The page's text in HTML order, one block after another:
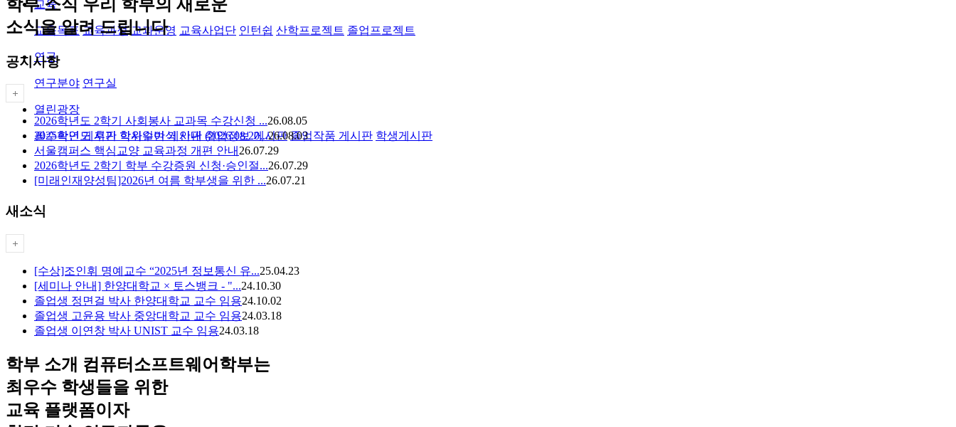
교육
교육목표 교육과정 교과운영 교육사업단 인턴쉽 산학프로젝트 졸업프로젝트
연구
연구분야 연구실
열린광장
필수확인 게시판 학사일반 게시판 취업정보 게시판 졸업작품 게시판 학생게시판
학부 소식 우리 학부의 새로운
소식을 알려 드립니다
공지사항
2026학년도 2학기 사회봉사 교과목 수강신청 ...26.08.05
2025학년도 후기 학위수여식 안내 (2026.08.20...26.08.03
서울캠퍼스 핵심교양 교육과정 개편 안내26.07.29
2026학년도 2학기 학부 수강증원 신청·승인절...26.07.29
[미래인재양성팀]2026년 여름 학부생을 위한 ...26.07.21
새소식
[수상]조인휘 명예교수 “2025년 정보통신 유...25.04.23
[세미나 안내] 한양대학교 × 토스뱅크 - "...24.10.30
졸업생 정면걸 박사 한양대학교 교수 임용24.10.02
졸업생 고윤용 박사 중앙대학교 교수 임용24.03.18
졸업생 이연창 박사 UNIST 교수 임용24.03.18
학부 소개 컴퓨터소프트웨어학부는
최우수 학생들을 위한
교육 플랫폼이자